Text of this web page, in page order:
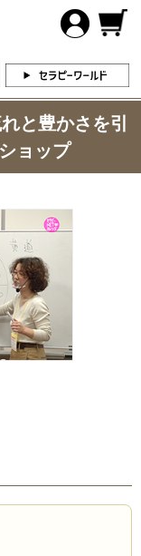
と豊かさを引
ョップ